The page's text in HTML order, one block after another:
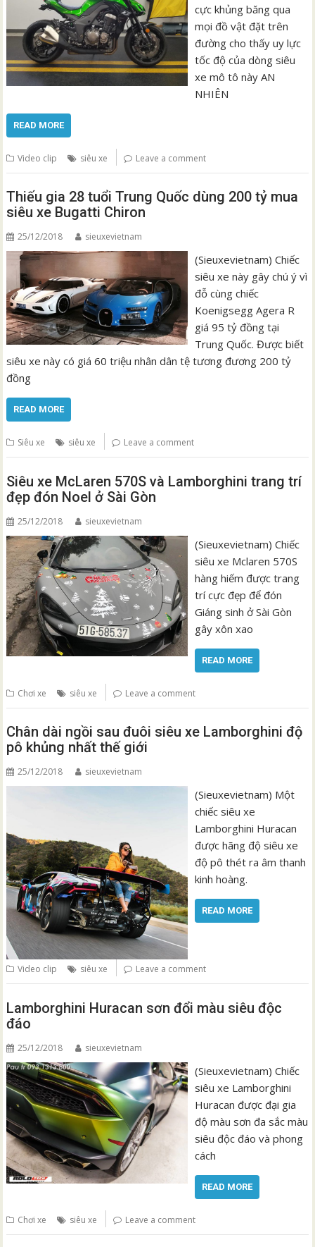
cực khủng băng qua
mọi đồ vật đặt trên
đường cho thấy uy lực
tốc độ của dòng siêu
xe mô tô này AN
NHIÊN
READ MORE
Video clip siêu xe Leave a comment
Thiếu gia 28 tuổi Trung Quốc dùng 200 tỷ mua
siêu xe Bugatti Chiron
25/12/2018 sieuxevietnam
(Sieuxevietnam) Chiếc
siêu xe này gây chú ý vì
đỗ cùng chiếc
Koenigsegg Agera R
giá 95 tỷ đồng tại
Trung Quốc. Được biết
siêu xe này có giá 60 triệu nhân dân tệ tương đương 200 tỷ
đồng
READ MORE
Siêu xe siêu xe Leave a comment
Siêu xe McLaren 570S và Lamborghini trang trí
đẹp đón Noel ở Sài Gòn
25/12/2018 sieuxevietnam
(Sieuxevietnam) Chiếc
siêu xe Mclaren 570S
hàng hiếm được trang
trí cực đẹp để đón
Giáng sinh ở Sài Gòn
gây xôn xao
READ MORE
Chơi xe siêu xe Leave a comment
Chân dài ngồi sau đuôi siêu xe Lamborghini độ
pô khủng nhất thế giới
25/12/2018 sieuxevietnam
(Sieuxevietnam) Một
chiếc siêu xe
Lamborghini Huracan
được hãng độ siêu xe
độ pô thét ra âm thanh
kinh hoàng.
READ MORE
Video clip siêu xe Leave a comment
Lamborghini Huracan sơn đổi màu siêu độc
đáo
25/12/2018 sieuxevietnam
(Sieuxevietnam) Chiếc
siêu xe Lamborghini
Huracan được đại gia
độ màu sơn đa sắc màu
siêu độc đáo và phong
cách
READ MORE
Chơi xe siêu xe Leave a comment